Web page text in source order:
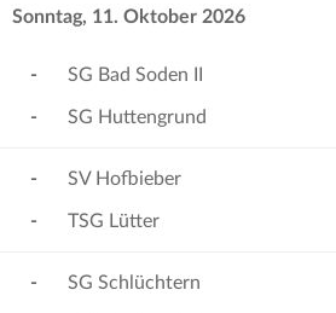
Sonntag, 11. Oktober 2026
-
-
SG Bad Soden II
SG Huttengrund
-
-
SV Hofbieber
TSG Lütter
- SG Schlüchtern